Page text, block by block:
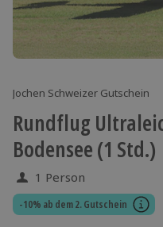
Jochen Schweizer Gutschein
Rundflug
Bodensee (1 Std.)
1 Person
-10% ab dem 2. Gutschein